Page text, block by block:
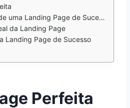
uma Landing Page de Sucesso
da Landing Page
Landing Page de Sucesso
Perfeita